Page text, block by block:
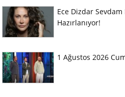
Ece Dizdar
Hazırlanıyor!
1 Ağustos 2026